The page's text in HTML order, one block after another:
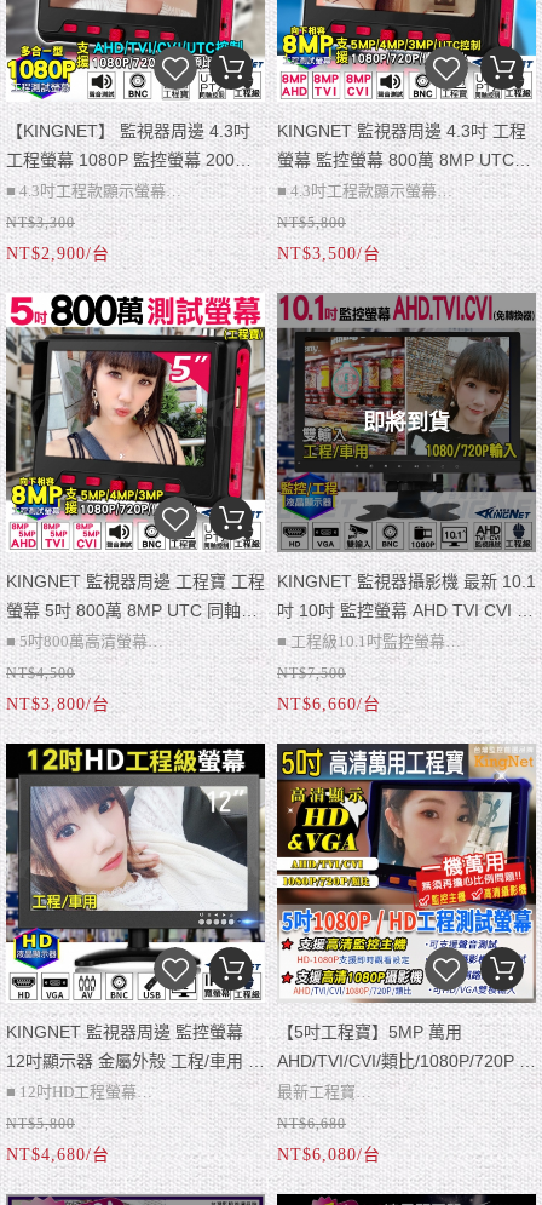
【KINGNET】 監視器周邊 4.3吋
工程螢幕 1080P 監控螢幕 200萬
2MP UTC AHD TVI CVI 1080P 類
比 CVBS
■ 4.3吋工程款顯示螢幕
■ 支援1080P萬高清畫質
■ AHD、TVI、CVI、傳統類比
■ 持久電力續航3小時以上
■ 支援切換UTC同軸控制
■ 麥克風、網路線測試
■ 可供電 DC 12V/1A
■ NTSC / PAL 自動切換
NT$3,300
NT$2,900/台
KINGNET 監視器周邊 4.3吋 工程
螢幕 監控螢幕 800萬 8MP UTC同
軸控制 AHD TVI CVI 1080P 類比
CVBS 工程寶
■ 4.3吋工程款顯示螢幕
■ 支援800萬高清畫質
■ AHD、TVI、CVI、傳統類比
■ 持久電力續航2~3小時
■ 支援切換UTC同軸控制
■ 麥克風、網路線測試
■ 可供電 DC 12V/1A
■ NTSC / PAL 自動切換
NT$5,800
NT$3,500/台
KINGNET 監視器周邊 工程寶 工程
螢幕 5吋 800萬 8MP UTC 同軸控
制 PTZ 1080P 720P 解析度調整
電源供應 LCD
■ 5吋800萬高清螢幕
■ 支援UTC同軸控制
■ 支援800萬監視器
■ 5MP/4MP/1080P/960P
■ 720P/傳統類比等設備
■ NTSC / PAL 自動辨識
■ PTZ雲台控制、縮放、焦距
■ 支援DC 12V/1A 電源供應
■ 支援USB 5V/2A 手機充電
■ 正常使用約6小時
■ OSD選單．多國語言切換
NT$4,500
NT$3,800/台
即將到貨
KINGNET 監視器攝影機 最新 10.1
吋 10吋 監控螢幕 AHD TVI CVI 輸
入 支援 1080P/720P高清影像 同
時2支鏡頭輸入 LCD HD 工程寶
■ 工程級10.1吋監控螢幕
■ 支援AHD.TVI.CVI訊號輸入
■ 高清720P/1080P(免轉換器)
■ 支援雙鏡頭輸入(需切換)
■ HD/VGA/BNC影像輸入
■ 觸控按鍵.支援遙控器操作
■ 本商品不含監視器鏡頭
NT$7,500
NT$6,660/台
KINGNET 監視器周邊 監控螢幕
12吋顯示器 金屬外殼 工程/車用 耐
磨損 支援 HD VGA BNC USB AV
輸入 車用螢幕 LCD
■ 12吋HD工程螢幕
■ 解析度1366x768
■ IPS寬螢幕顯示
■ 全屬材質耐磨損
NT$5,800
NT$4,680/台
【5吋工程寶】5MP 萬用
AHD/TVI/CVI/類比/1080P/720P 音
源輸入 可供電 網路測試
最新工程寶
■HD1080P 高清輸入
■5吋1080P工程寶
■可輸入VGA影像/音源
NT$6,680
NT$6,080/台